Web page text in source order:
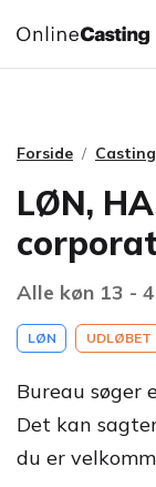
Forside
LØN,
Alle køn 13 -
LØN UDLØBET
Bureau søger
Det kan
du er